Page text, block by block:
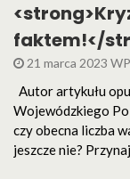
faktem!</
21 marca 2023
Autor artykułu
Wojewódzkiego
czy obecna liczba
jeszcze nie?